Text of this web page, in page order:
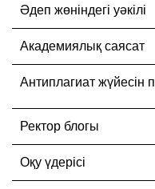
Әдеп жөніндегі уәкілі
Академиялық саясат
Антиплагиат жүйесін
Ректор блогы
Оқу үдерісі